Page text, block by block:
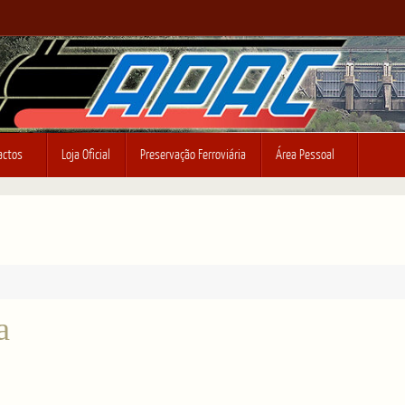
Loja Oficial Preservação Ferroviária Área Pessoal